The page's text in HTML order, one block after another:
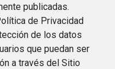
publicadas.
de Privacidad
de los datos
que puedan ser
a través del Sitio